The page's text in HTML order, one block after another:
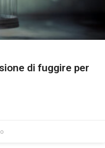
di fuggire per